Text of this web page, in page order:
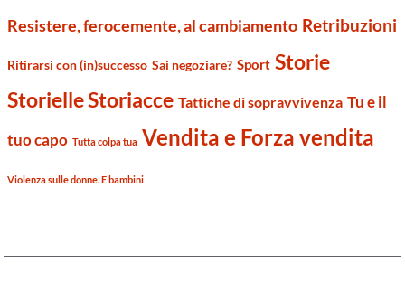
Resistere, ferocemente, al cambiamento Retribuzioni
Ritirarsi con (in)successo Sai negoziare? Sport Storie
Storielle Storiacce Tattiche di sopravvivenza Tu e il
tuo capo Tutta colpa tua Vendita e Forza vendita
Violenza sulle donne. E bambini